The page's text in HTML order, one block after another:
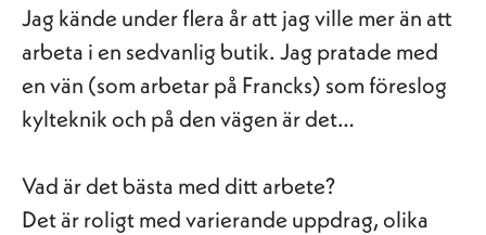
Jag kände under flera år att jag ville mer än att
arbeta i en sedvanlig butik. Jag pratade med
en vän (som arbetar på Francks) som föreslog
kylteknik och på den vägen är det…
Vad är det bästa med ditt arbete?
Det är roligt med varierande uppdrag, olika